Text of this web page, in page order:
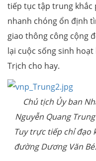
tiếp tục tập trung khắc
nhanh chóng ổn định
giao thông công cộng
lại cuộc sống sinh
Trịch cho hay.
Chủ tịch Ủy ban
Nguyễn Quang
Tuy trực tiếp chỉ đạo
đường Dương Văn